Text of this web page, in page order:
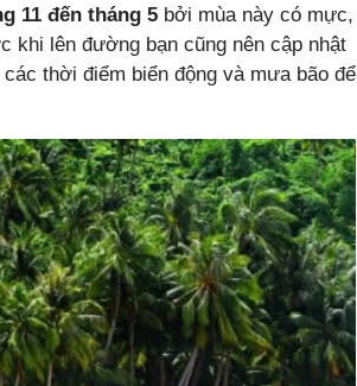
11 đến tháng 5 bởi mùa này có mực,
khi lên đường bạn cũng nên cập nhật
thời điểm biển động và mưa bão để